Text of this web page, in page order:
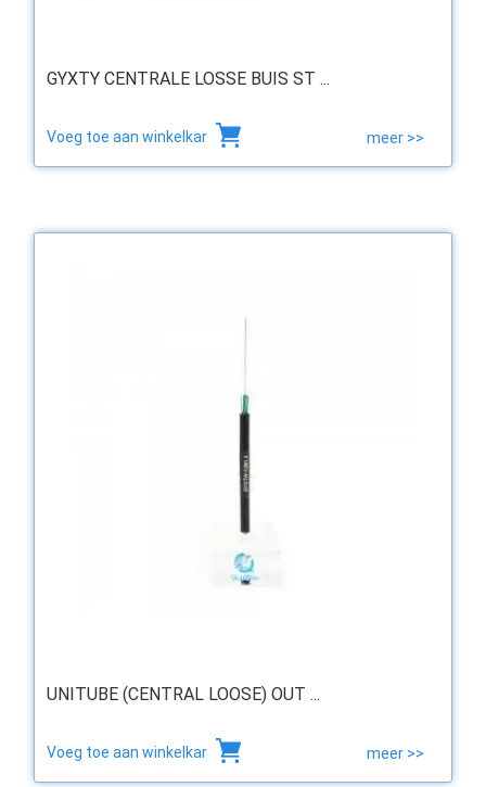
GYXTY CENTRALE LOSSE BUIS ST ...
Voeg toe aan winkelkar meer >>
UNITUBE (CENTRAL LOOSE) OUT ...
Voeg toe aan winkelkar meer >>